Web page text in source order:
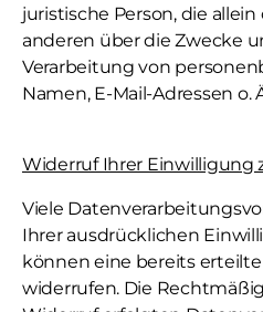
juristische Person, die
anderen über die Zwecke
Verarbeitung von
Namen, E-Mail-Adressen o.
Widerruf Ihrer Einwilligung
Viele
Ihrer ausdrücklichen
können eine bereits
widerrufen. Die